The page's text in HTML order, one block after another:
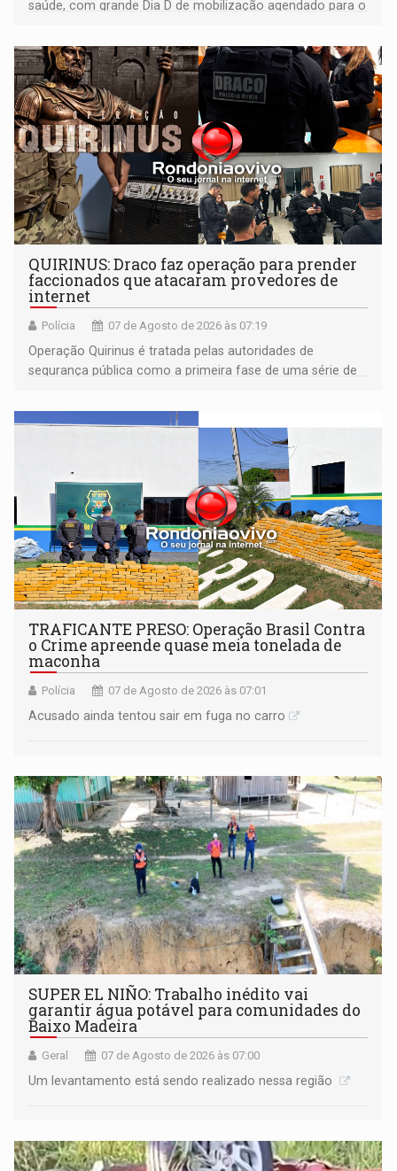
saúde, com grande Dia D de mobilização agendado para o
QUIRINUS: Draco faz operação para prender
faccionados que atacaram provedores de
internet
Polícia 07 de Agosto de 2026 às 07:19
Operação Quirinus é tratada pelas autoridades de
segurança pública como a primeira fase de uma série de
TRAFICANTE PRESO: Operação Brasil Contra
o Crime apreende quase meia tonelada de
maconha
Polícia 07 de Agosto de 2026 às 07:01
Acusado ainda tentou sair em fuga no carro
SUPER EL NIÑO: Trabalho inédito vai
garantir água potável para comunidades do
Baixo Madeira
Geral 07 de Agosto de 2026 às 07:00
Um levantamento está sendo realizado nessa região